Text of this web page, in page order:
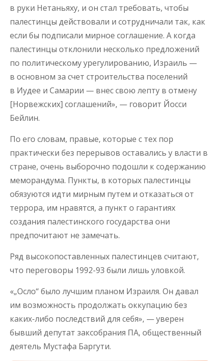
в руки Нетаньяху, и он стал требовать, чтобы
палестинцы действовали и сотрудничали так, как
если бы подписали мирное соглашение. А когда
палестинцы отклонили несколько предложений
по политическому урегулированию, Израиль —
в основном за счет строительства поселений
в Иудее и Самарии — внес свою лепту в отмену
[Норвежских] соглашений», — говорит Йосси
Бейлин.
По его словам, правые, которые с тех пор
практически без перерывов оставались у власти в
стране, очень выборочно подошли к содержанию
меморандума. Пункты, в которых палестинцы
обязуются идти мирным путем и отказаться от
террора, им нравятся, а пункт о гарантиях
создания палестинского государства они
предпочитают не замечать.
Ряд высокопоставленных палестинцев считают,
что переговоры 1992-93 были лишь уловкой.
«„Осло“ было лучшим планом Израиля. Он давал
им возможность продолжать оккупацию без
каких-либо последствий для себя», — уверен
бывший депутат заксобрания ПА, общественный
деятель Мустафа Баргути.